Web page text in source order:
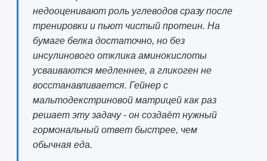
недооценивают роль углеводов сразу после
тренировки и пьют чистый протеин. На
бумаге белка достаточно, но без
инсулинового отклика аминокислоты
усваиваются медленнее, а гликоген не
восстанавливается. Гейнер с
мальтодекстриновой матрицей как раз
решает эту задачу - он создаёт нужный
гормональный ответ быстрее, чем
обычная еда.